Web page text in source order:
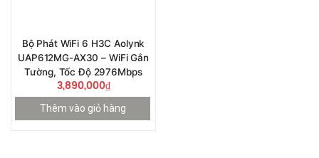
Bộ Phát WiFi 6 H3C Aolynk
UAP612MG-AX30 – WiFi Gắn
Tường, Tốc Độ 2976Mbps
3,890,000₫
Thêm vào giỏ hàng